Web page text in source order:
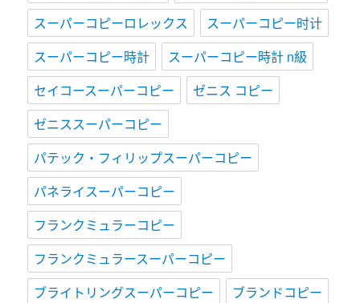
スーパーコピーロレックス
スーパーコピー时计
スーパーコピー時計
スーパーコピー時計 n級
セイコースーパーコピー
ゼニス コピー
ゼニススーパーコピー
パテック・フィリップスーパーコピー
パネライスーパーコピー
フランクミュラーコピー
フランクミュラースーパーコピー
ブライトリングスーパーコピー
ブランドコピー